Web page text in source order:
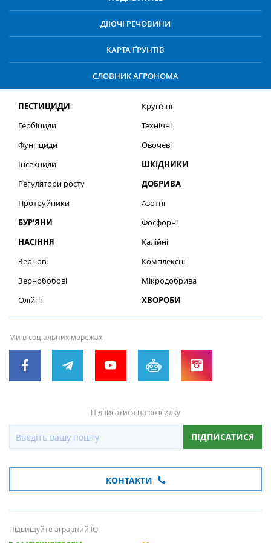
ДІЮЧІ РЕЧОВИНИ
КАРТА ҐРУНТІВ
СЛОВНИК АГРОНОМА
ПЕСТИЦИДИ
Гербіциди
Фунгіциди
Інсекциди
Регулятори росту
Протруйники
БУР’ЯНИ
НАСІННЯ
Зернові
Зернобобові
Олійні
Круп’яні
Технічні
Овочеві
ШКІДНИКИ
ДОБРИВА
Азотні
Фосфорні
Калійні
Комплексні
Мікродобрива
ХВОРОБИ
Ми в соціальних мережах
Підписатися на розсилку
ПІДПИСАТИСЯ
КОНТАКТИ
Підвищуйте аграрний IQ